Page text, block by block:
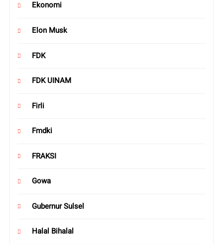
Ekonomi
Elon Musk
FDK
FDK UINAM
Firli
Fmdki
FRAKSI
Gowa
Gubernur Sulsel
Halal Bihalal